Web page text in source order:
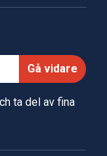
Gå vidare
ta del av fina